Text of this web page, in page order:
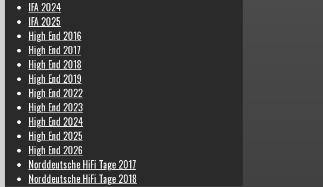
IFA 2024
IFA 2025
High End 2016
High End 2017
High End 2018
High End 2019
High End 2022
High End 2023
High End 2024
High End 2025
High End 2026
Norddeutsche HiFi Tage 2017
Norddeutsche HiFi Tage 2018